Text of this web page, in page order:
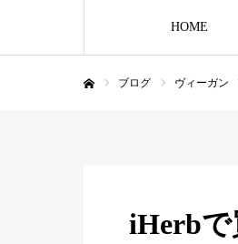
HOME
ブログ ヴィーガン
iHerbで